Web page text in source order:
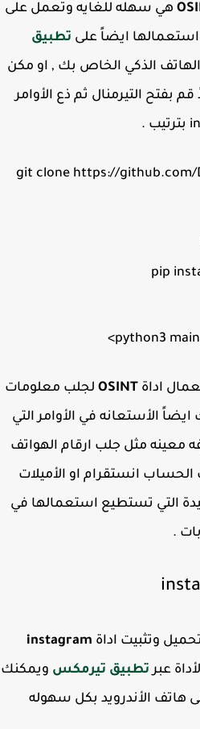
هي سهله للغايه وتعمل على
تطبيق
الذكي الخاص بك , او مكن
بفتح التيرمنال ثم ذع الأوامر
git clone https://
pip
python3
اداةOSINT لجلب معلومات
الأستعانه في الأوامر التي
مثل جلب ارقام الهواتف
انستقرام او الأميلات
التي تستطيع استعمالها في
.
وتثبيت اداةinstagram
عبرتطبيق تيرمكسويمكنك
الأندرويد بكل سهوله